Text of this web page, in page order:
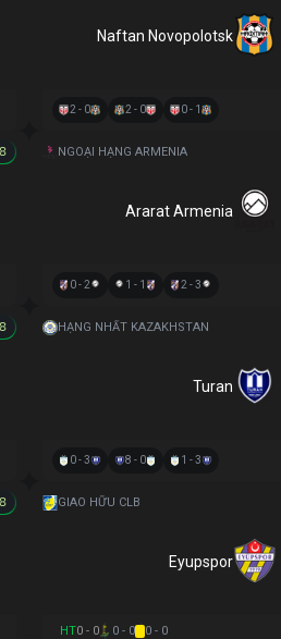
Naftan Novopolotsk
2 - 0 2 - 0 0 - 1
NGOẠI HẠNG ARMENIA
Ararat Armenia
0 - 2 1 - 1 2 - 3
HẠNG NHẤT KAZAKHSTAN
Turan
0 - 3 8 - 0 1 - 3
GIAO HỮU CLB
Eyupspor
HT0 - 0 0 - 0 0 - 0